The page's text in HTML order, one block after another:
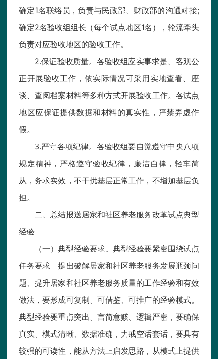
确定1名联络员，负责与民政部、财政部的沟通对接;
确定2名验收组组长（每个试点地区1名），轮流牵头
负责对应验收地区的验收工作。
2.保证验收质量。各验收组应实事求是、客观公
正开展验收工作，依实际情况可采用实地查看、座
谈、查阅档案材料等多种方式开展验收工作。各试点
地区应保证提供数据和材料的真实性，严禁弄虚作
假。
3.严守各项纪律。各验收组要自觉遵守中央八项
规定精神，严格遵守验收纪律，廉洁自律，轻车简
从，务求实效，不干扰基层正常工作，不增加基层负
担。
二、总结报送居家和社区养老服务改革试点典型
经验
（一）典型经验要求。典型经验要紧密围绕试点
任务要求，提出破解居家和社区养老服务发展瓶颈问
题、提升居家和社区养老服务质量的工作经验和有效
做法，要形成可复制、可借鉴、可推广的经验模式。
典型经验要重点突出、言简意赅、逻辑严密，要确保
真实、模式清晰、数据准确，力戒空话套话，要具有
较强的可读性，能从方法上启发思路，从模式上提供